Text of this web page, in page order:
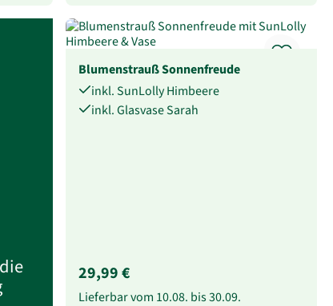
Blumenstrauß Sonnenfreude
inkl. SunLolly Himbeere
inkl. Glasvase Sarah
29,99 €
Lieferbar vom 10.08. bis30.09.